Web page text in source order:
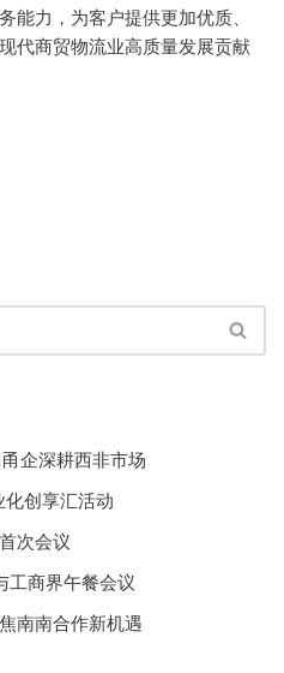
能力，为客户提供更加优质、
代商贸物流业高质量发展贡献
企深耕西非市场
创享汇活动
次会议
工商界午餐会议
南南合作新机遇